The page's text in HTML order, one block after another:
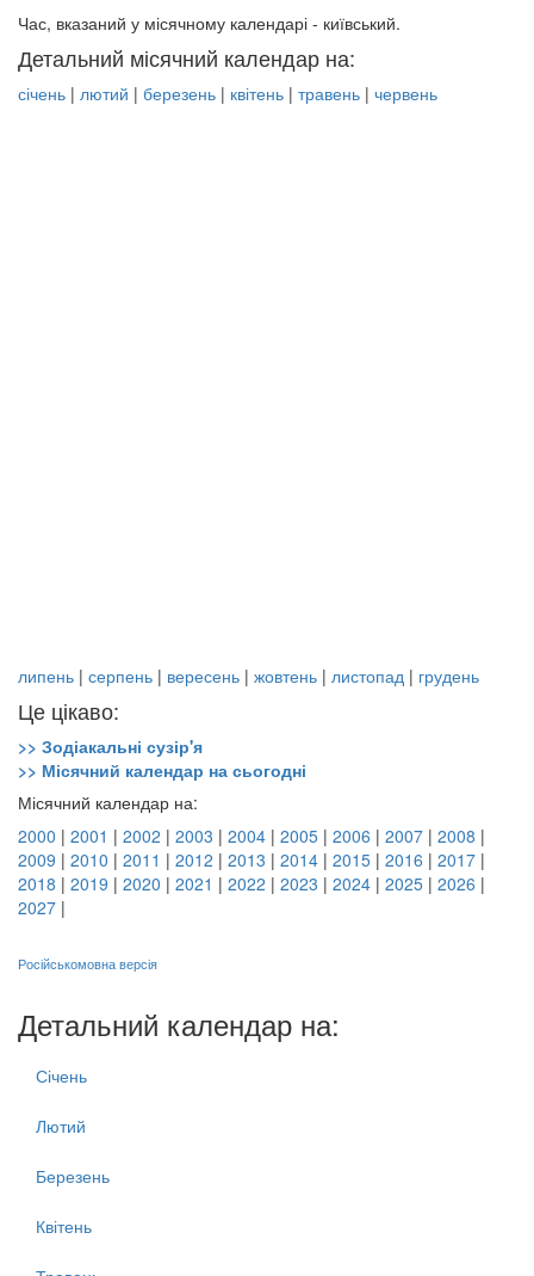
Час, вказаний у місячному календарі - київський.
Детальний місячний календар на:
січень | лютий | березень | квітень | травень | червень
липень | серпень | вересень | жовтень | листопад | грудень
Це цікаво:
>> Зодіакальні сузір'я
>> Місячний календар на сьогодні
Місячний календар на:
2000 | 2001 | 2002 | 2003 | 2004 | 2005 | 2006 | 2007 | 2008 |
2009 | 2010 | 2011 | 2012 | 2013 | 2014 | 2015 | 2016 | 2017 |
2018 | 2019 | 2020 | 2021 | 2022 | 2023 | 2024 | 2025 | 2026 |
2027 |
Російськомовна версія
Детальний календар на:
Січень
Лютий
Березень
Квітень